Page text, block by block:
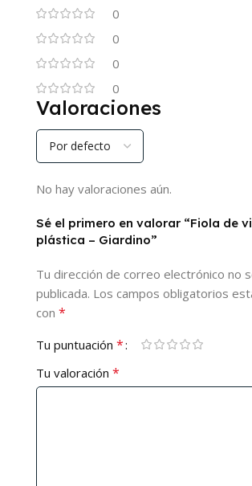
0
0
0
0
Valoraciones
No hay valoraciones aún.
Sé el primero en valorar “Fiola de
plástica – Giardino”
Tu dirección de correo electrónico no
publicada. Los campos obligatorios
con *
Tu puntuación *
Tu valoración *